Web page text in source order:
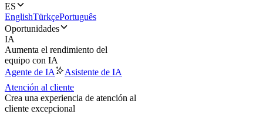
ES
EnglishTürkçePortuguês
Oportunidades
IA
Aumenta el rendimiento del
equipo con IA
Agente de IA
Asistente de IA
Atención al cliente
Crea una experiencia de atención al
cliente excepcional